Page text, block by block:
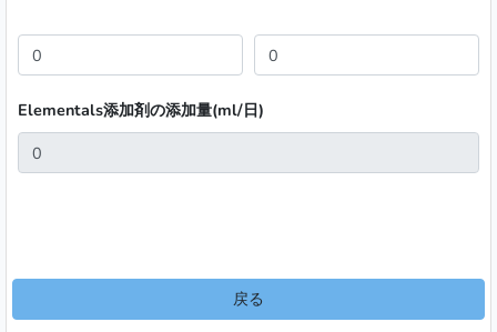
Elementals添加剤の添加量(ml/日)
戻る